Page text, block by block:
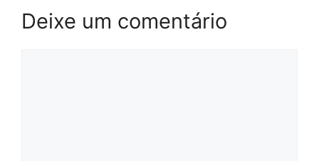
Deixe um comentário